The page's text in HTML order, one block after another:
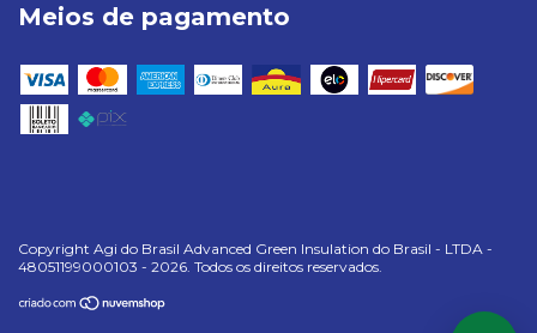
Meios de pagamento
Copyright Agi do Brasil Advanced Green Insulation do Brasil - LTDA -
48051199000103 - 2026. Todos os direitos reservados.